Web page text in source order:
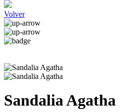
Volver
Sandalia Agatha